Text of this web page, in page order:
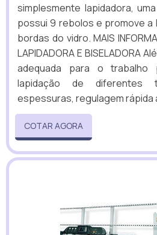
simplesmente lapidadora,
possui 9 rebolos e promove a
bordas do vidro. MAIS
LAPIDADORA E BISELADORA
adequada para o trabalho
lapidação de diferentes
espessuras, regulagem rápida
COTAR AGORA